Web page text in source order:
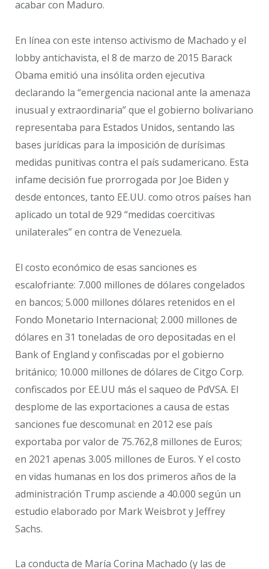
acabar con Maduro.
En línea con este intenso activismo de Machado y el
lobby antichavista, el 8 de marzo de 2015 Barack
Obama emitió una insólita orden ejecutiva
declarando la “emergencia nacional ante la amenaza
inusual y extraordinaria” que el gobierno bolivariano
representaba para Estados Unidos, sentando las
bases jurídicas para la imposición de durísimas
medidas punitivas contra el país sudamericano. Esta
infame decisión fue prorrogada por Joe Biden y
desde entonces, tanto EE.UU. como otros países han
aplicado un total de 929 “medidas coercitivas
unilaterales” en contra de Venezuela.
El costo económico de esas sanciones es
escalofriante: 7.000 millones de dólares congelados
en bancos; 5.000 millones dólares retenidos en el
Fondo Monetario Internacional; 2.000 millones de
dólares en 31 toneladas de oro depositadas en el
Bank of England y confiscadas por el gobierno
británico; 10.000 millones de dólares de Citgo Corp.
confiscados por EE.UU más el saqueo de PdVSA. El
desplome de las exportaciones a causa de estas
sanciones fue descomunal: en 2012 ese país
exportaba por valor de 75.762,8 millones de Euros;
en 2021 apenas 3.005 millones de Euros. Y el costo
en vidas humanas en los dos primeros años de la
administración Trump asciende a 40.000 según un
estudio elaborado por Mark Weisbrot y Jeffrey
Sachs.
La conducta de María Corina Machado (y las de